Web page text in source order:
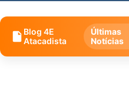
Blog 4E
Atacadista
Últimas
Notícias